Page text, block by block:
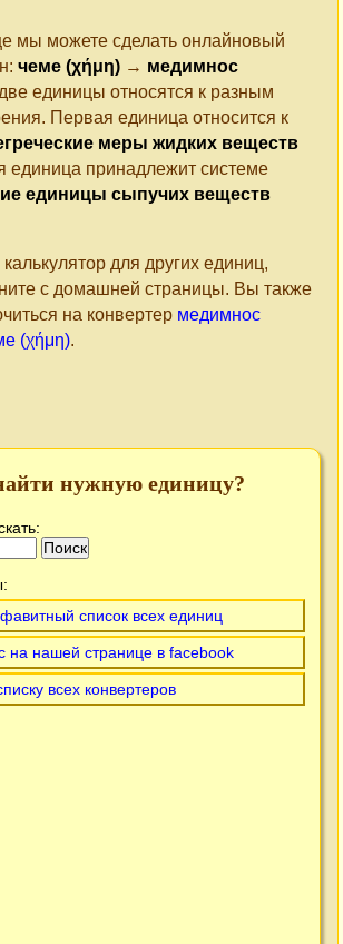
мы можете сделать онлайновый
чеме (χήμη) → медимнос
единицы относятся к разным
Первая единица относится к
меры жидких веществ
единица принадлежит системе
единицы сыпучих веществ
для других единиц,
с домашней страницы. Вы также
на конвертер медимнос
(χήμη).
нужную единицу?
список всех единиц
на нашей странице в facebook
всех конвертеров